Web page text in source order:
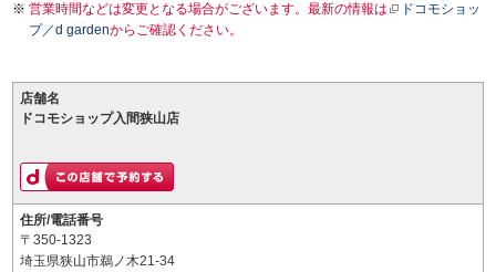
営業時間などは変更となる場合がございます。最新の情報は
ドコモショッ
プ／d gardenからご確認ください。
店舗名
ドコモショップ入間狭山店
住所/電話番号
〒350-1323
埼玉県狭山市鵜ノ木21-34